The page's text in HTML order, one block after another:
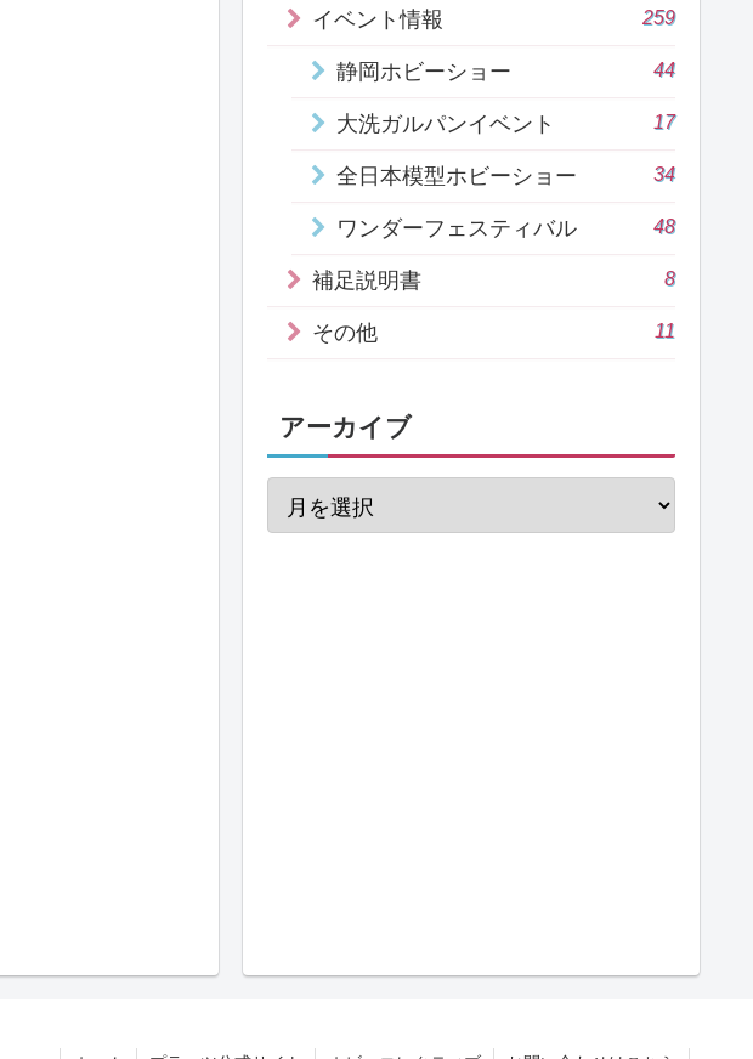
イベント情報 259
静岡ホビーショー 44
大洗ガルパンイベント 17
全日本模型ホビーショー 34
ワンダーフェスティバル 48
補足説明書 8
その他 11
アーカイブ